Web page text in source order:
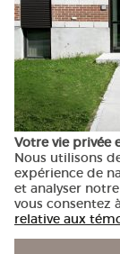
© ARDOISES
Votre vie privée
Nous utilisons
expérience de
et analyser
vous consentez
relative aux